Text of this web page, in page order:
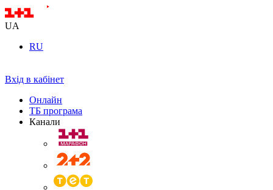
UA
RU
Вхід в кабінет
Онлайн
ТБ програма
Канали